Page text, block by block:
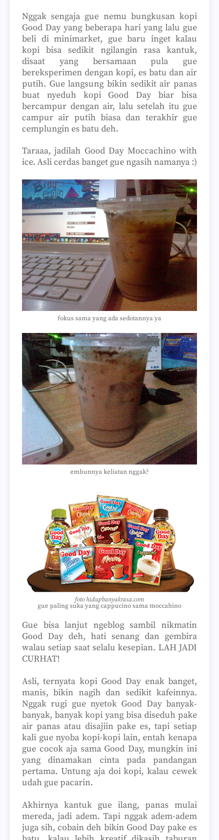
Nggak sengaja gue nemu bungkusan kopi
Good Day yang beberapa hari yang lalu gue
beli di minimarket, gue baru inget kalau
kopi bisa sedikit ngilangin rasa kantuk,
disaat yang bersamaan pula gue
bereksperimen dengan kopi, es batu dan air
putih. Gue langsung bikin sedikit air panas
buat nyeduh kopi Good Day biar bisa
bercampur dengan air, lalu setelah itu gue
campur air putih biasa dan terakhir gue
cemplungin es batu deh.
Taraaa, jadilah Good Day Moccachino with
ice. Asli cerdas banget gue ngasih namanya :)
fokus sama yang ada sedotannya ya
embunnya keliatan nggak?
foto hidupbanyakrasa.com
gue paling suka yang cappucino sama moccahino
Gue bisa lanjut ngeblog sambil nikmatin
Good Day deh, hati senang dan gembira
walau setiap saat selalu kesepian. LAH JADI
CURHAT!
Asli, ternyata kopi Good Day enak banget,
manis, bikin nagih dan sedikit kafeinnya.
Nggak rugi gue nyetok Good Day banyak-
banyak, banyak kopi yang bisa diseduh pake
air panas atau disajiin pake es, tapi setiap
kali gue nyoba kopi-kopi lain, entah kenapa
gue cocok aja sama Good Day, mungkin ini
yang dinamakan cinta pada pandangan
pertama. Untung aja doi kopi, kalau cewek
udah gue pacarin.
Akhirnya kantuk gue ilang, panas mulai
mereda, jadi adem. Tapi nggak adem-adem
juga sih, cobain deh bikin Good Day pake es